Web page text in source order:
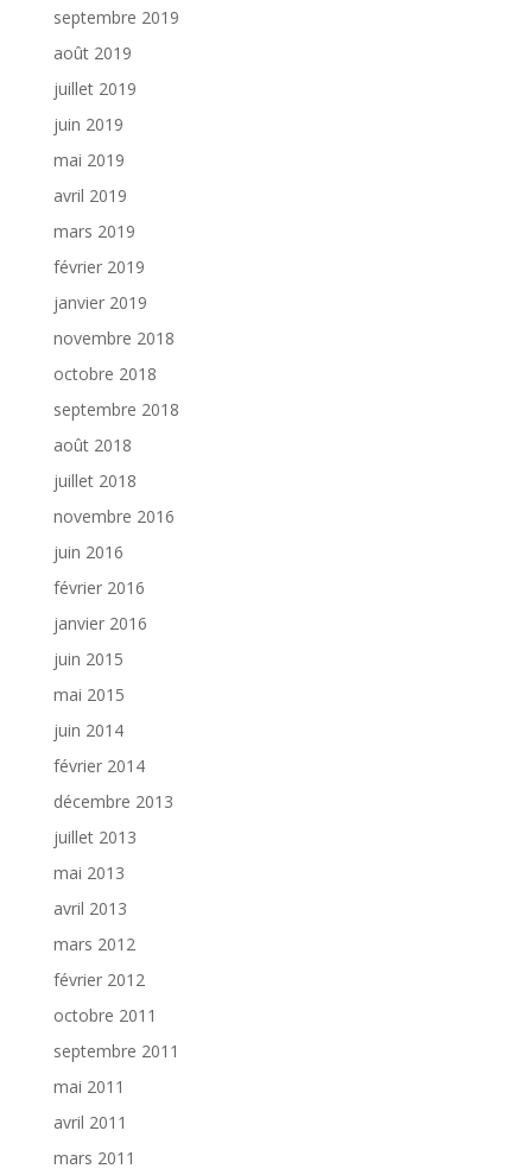
septembre 2019
août 2019
juillet 2019
juin 2019
mai 2019
avril 2019
mars 2019
février 2019
janvier 2019
novembre 2018
octobre 2018
septembre 2018
août 2018
juillet 2018
novembre 2016
juin 2016
février 2016
janvier 2016
juin 2015
mai 2015
juin 2014
février 2014
décembre 2013
juillet 2013
mai 2013
avril 2013
mars 2012
février 2012
octobre 2011
septembre 2011
mai 2011
avril 2011
mars 2011